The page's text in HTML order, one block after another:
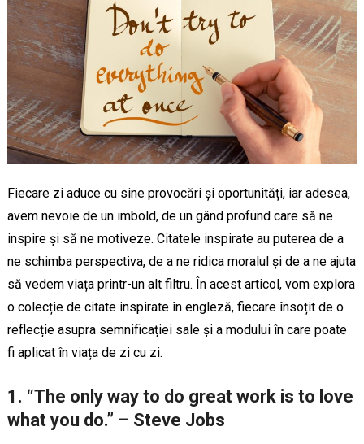
Fiecare zi aduce cu sine provocări și oportunități, iar adesea,
avem nevoie de un imbold, de un gând profund care să ne
inspire și să ne motiveze. Citatele inspirate au puterea de a
ne schimba perspectiva, de a ne ridica moralul și de a ne ajuta
să vedem viața printr-un alt filtru. În acest articol, vom explora
o colecție de citate inspirate în engleză, fiecare însoțit de o
reflecție asupra semnificației sale și a modului în care poate
fi aplicat în viața de zi cu zi.
1. “The only way to do great work is to love
what you do.” – Steve Jobs